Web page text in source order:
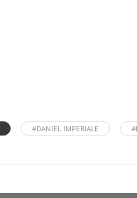
#DANIEL IMPERIALE